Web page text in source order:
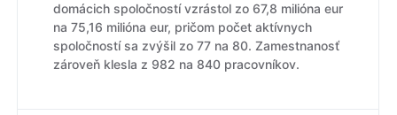
domácich spoločností vzrástol zo 67,8 milióna eur
na 75,16 milióna eur, pričom počet aktívnych
spoločností sa zvýšil zo 77 na 80. Zamestnanosť
zároveň klesla z 982 na 840 pracovníkov.